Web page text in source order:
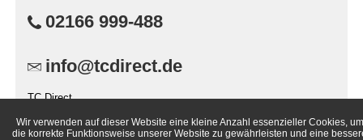
02166 999-488
info@tcdirect.de
TC Direct
41181 Mönchengladbach
Wir verwenden auf dieser Website eine kleine Anzahl essenzieller Cookies, um
die korrekte Funktionsweise unserer Website zu gewährleisten und eine